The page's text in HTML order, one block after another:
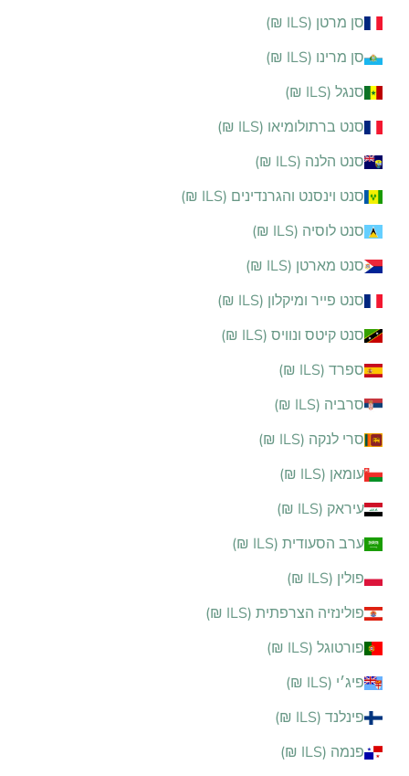
סן מרטן (ILS ₪)
סן מרינו (ILS ₪)
סנגל (ILS ₪)
סנט ברתולומיאו (ILS ₪)
סנט הלנה (ILS ₪)
סנט וינסנט והגרנדינים (ILS ₪)
סנט לוסיה (ILS ₪)
סנט מארטן (ILS ₪)
סנט פייר ומיקלון (ILS ₪)
סנט קיטס ונוויס (ILS ₪)
ספרד (ILS ₪)
סרביה (ILS ₪)
סרי לנקה (ILS ₪)
עומאן (ILS ₪)
עיראק (ILS ₪)
ערב הסעודית (ILS ₪)
פולין (ILS ₪)
פולינזיה הצרפתית (ILS ₪)
פורטוגל (ILS ₪)
פיג׳י (ILS ₪)
פינלנד (ILS ₪)
פנמה (ILS ₪)